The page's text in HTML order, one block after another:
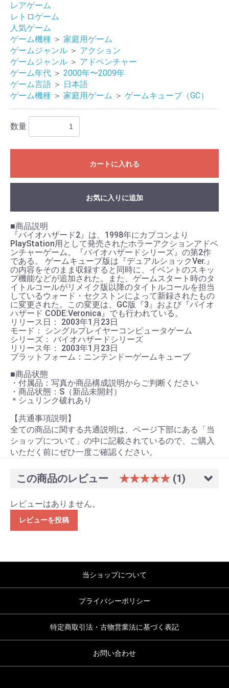
レアゲーム
レトロゲーム
人気ゲーム
ゲーム機種 ＞ 家庭用ゲーム
ゲームジャンル ＞ アクション
ゲームジャンル ＞ アドベンチャー
ゲーム年代 ＞ 2000年〜2009年
ゲーム言語 ＞ 日本語
ゲーム機種 ＞ 家庭用ゲーム ＞ ゲームキューブ（GC）
数量
カートに入れる
お気に入りに追加
■商品説明
『バイオハザード2』は、1998年にカプコンより
PlayStation用として発売されたホラーアクションアドベ
ンチャーゲーム。『バイオハザードシリーズ』の第2作
である。 ゲームキューブ版は『デュアルショックVer.』
の内容をそのまま収録すると同時に、イベントのスキッ
プ機能などが追加された。また、ゲームスタート時のタ
イトルコールがリメイク版以降のタイトルコールを担当
しているウォード・セクストンによって新録されたもの
に変更された。この変更は、GC版『3』および『バイオ
ハザード CODE:Veronica』でも行われている。
リリース日： 2003年1月23日
モード： シングルプレイヤーコンピュータゲーム
シリーズ： バイオハザードシリーズ
リリース年： 2003年1月23日
プラットフォーム：ニンテンドーゲームキューブ
■商品状態
・付属品：写真か商品構成説明からご判断ください
・商品状態：S（新品未開封）
＊シュリンク破れあり
【共通事項説明】
全ての商品に関する共通説明は、ページ下部にある「当
ショップについて」の中に記載されているので、ご購入
いただく前にぜひ一度ご確認ください。
この商品のレビュー ★★★★★ (1)
レビューはありません。
レビューを投稿
当ショップについて
プライバシーポリシー
特定商取引法・古物営業法に基づく表記
お問い合わせ